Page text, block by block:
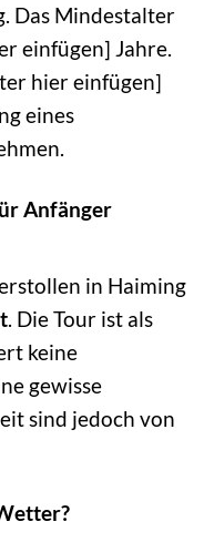
Das Mindestalter
einfügen] Jahre.
hier einfügen]
eines
Anfänger
in Haiming
. Die Tour ist als
keine
gewisse
sind jedoch von